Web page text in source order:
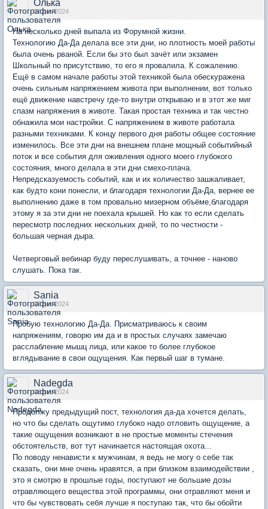
Олька
07 дек 2024
На несколько дней выпала из Форумной жизни.
Технологию Да-Да делала все эти дни, но плотность моей работы
была очень рваной. Если бы это был зачёт или экзамен
Школьный по присутствию, то его я провалила. К сожалению.
Ещё в самом начале работы этой техникой была обескуражена
очень сильным напряжением живота при выполнении, вот только
ещё движение навстречу где-то внутри открываю и в этот же миг
спазм напряжения в животе. Такая простая техника и так честно
обнажила мои настройки. С напряжением в животе работала
разными техниками. К концу первого дня работы общее состояние
изменилось. Все эти дни на внешнем плане мощный событийный
поток и все события для оживления одного моего глубокого
состояния, много делала в эти дни смехо-плача.
Непредсказуемость событий, как и их количество зашкаливает,
как будто кони понесли, и благодаря технологии Да-Да, вернее ее
выполнению даже в том провально мизерном объёме,благодаря
этому я за эти дни не поехала крышей. Но как то если сделать
пересмотр последних нескольких дней, то по честности -
большая черная дыра.
Четверговый вебинар буду переслушивать, а точнее - наново
слушать. Пока так.
Sania
07 дек 2024
Пробую технологию Да-Да. Присматриваюсь к своим
напряжениям, говорю им да и в простых случаях замечаю
расслабление мышц лица, или какое то более глубокое
вглядывание в свои ощущения. Как первый шаг в тумане.
Nadegda
08 дек 2024
Продолжу предыдущий пост, технология да-да хочется делать,
но что бы сделать ощутимо глубоко надо отловить ощущение, а
такие ощущения возникают в не простые моменты стечения
обстоятельств, вот тут начинается настоящая охота...
По поводу ненависти к мужчинам, я ведь не могу о себе так
сказать, они мне очень нравятся, а при близком взаимодействии ,
это я смотрю в прошлые годы, поступают не большие дозы
отравляющего вещества этой программы, они отравляют меня и
что бы чувствовать себя лучше я поступаю так, что бы обойти